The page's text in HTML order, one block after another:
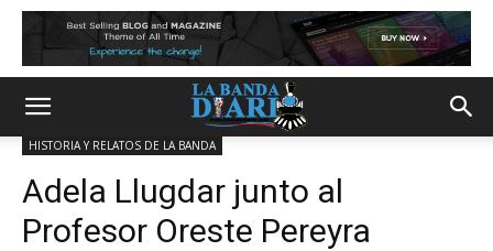
HISTORIA Y RELATOS DE LA BANDA
Adela Llugdar junto al
Profesor Oreste Pereyra